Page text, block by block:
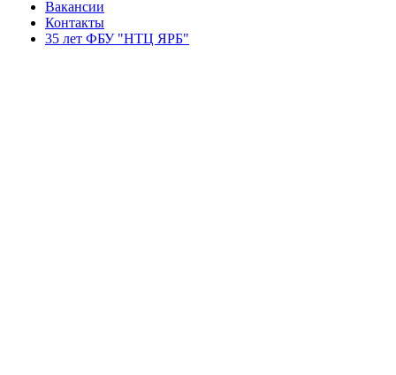
Вакансии
Контакты
35 лет ФБУ "НТЦ ЯРБ"